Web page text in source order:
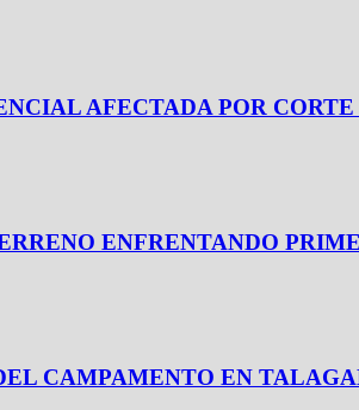
AFECTADA POR
ENFRENTANDO
CAMPAMENTO EN